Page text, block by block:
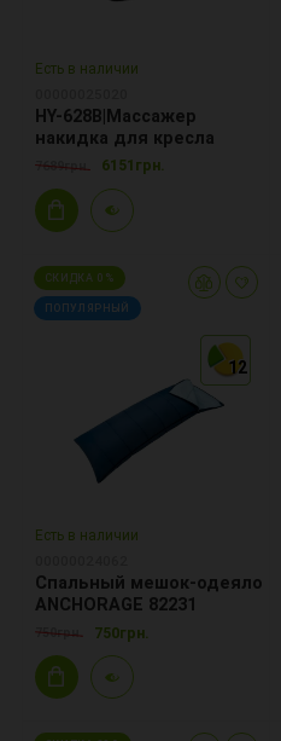
Есть в наличии
HY-628B|Массажер
накидка для кресла
7689грн. 6151грн.
12
12
12
СКИДКА 0 %
ПОПУЛЯРНЫЙ
Есть в наличии
Спальный мешок-одеяло
ANCHORAGE 82231
750грн. 750грн.